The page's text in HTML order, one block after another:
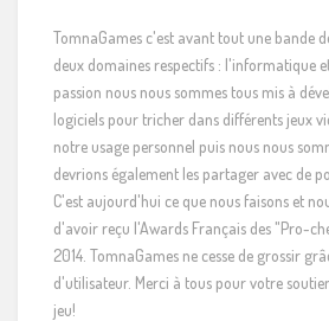
TomnaGames c'est avant tout une bande
deux domaines respectifs : l'informatique
passion nous nous sommes tous mis à
logiciels pour tricher dans différents jeux
notre usage personnel puis nous nous
devrions également les partager avec de
C'est aujourd'hui ce que nous faisons et
d'avoir reçu l'Awards Français des "Pro-
2014. TomnaGames ne cesse de grossir
d'utilisateur. Merci à tous pour votre
jeu!